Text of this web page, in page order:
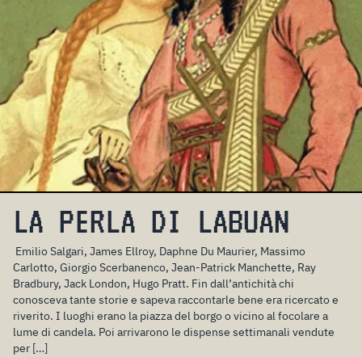
LA PERLA DI LABUAN
Emilio Salgari, James Ellroy, Daphne Du Maurier, Massimo
Carlotto, Giorgio Scerbanenco, Jean-Patrick Manchette, Ray
Bradbury, Jack London, Hugo Pratt. Fin dall’antichità chi
conosceva tante storie e sapeva raccontarle bene era ricercato e
riverito. I luoghi erano la piazza del borgo o vicino al focolare a
lume di candela. Poi arrivarono le dispense settimanali vendute
per […]